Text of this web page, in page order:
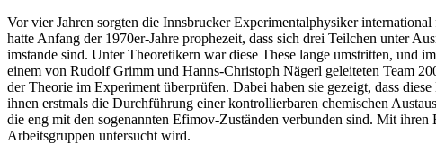
Vor vier Jahren sorgten die Innsbrucker Experimentalphysiker
hatte Anfang der 1970er-Jahre prophezeit, dass sich drei Teilchen unter
imstande sind. Unter Theoretikern war diese These lange umstritten, und
einem von Rudolf Grimm und Hanns-Christoph Nägerl geleiteten Team
der Theorie im Experiment überprüfen. Dabei haben sie gezeigt, dass
ihnen erstmals die Durchführung einer kontrollierbaren chemischen
die eng mit den sogenannten Efimov-Zuständen verbunden sind. Mit
Arbeitsgruppen untersucht wird.